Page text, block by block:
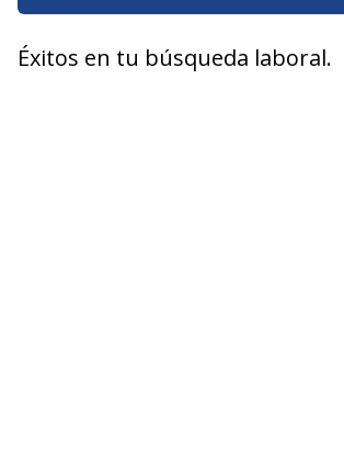
Éxitos en tu búsqueda laboral.